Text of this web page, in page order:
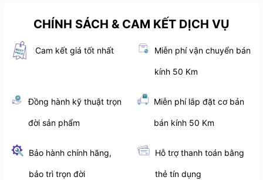
CHÍNH SÁCH & CAM KẾT DỊCH VỤ
Cam kết giá tốt nhất Miễn phí vận chuyển bán
kính 50 Km
Đồng hành kỹ thuật trọn
đời sản phẩm
Miễn phí lắp đặt cơ bản
bán kính 50 Km
Bảo hành chính hãng,
bảo trì trọn đời
Hỗ trợ thanh toán bằng
thẻ tín dụng